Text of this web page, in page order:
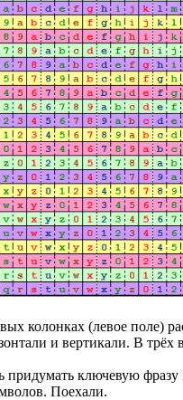
колонках (левое
и вертикали. В
придумать ключевую
Поехали.